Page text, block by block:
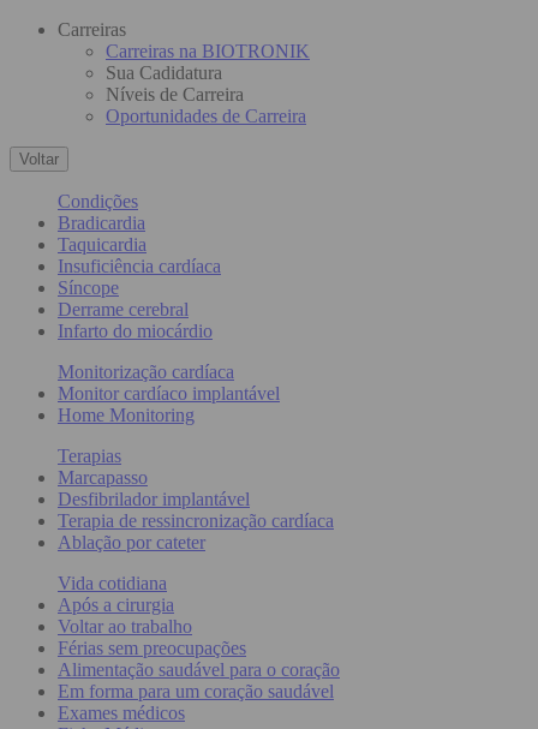
Carreiras
Carreiras na BIOTRONIK
Sua Cadidatura
Níveis de Carreira
Oportunidades de Carreira
Voltar
Condições
Bradicardia
Taquicardia
Insuficiência cardíaca
Síncope
Derrame cerebral
Infarto do miocárdio
Monitorização cardíaca
Monitor cardíaco implantável
Home Monitoring
Terapias
Marcapasso
Desfibrilador implantável
Terapia de ressincronização cardíaca
Ablação por cateter
Vida cotidiana
Após a cirurgia
Voltar ao trabalho
Férias sem preocupações
Alimentação saudável para o coração
Em forma para um coração saudável
Exames médicos